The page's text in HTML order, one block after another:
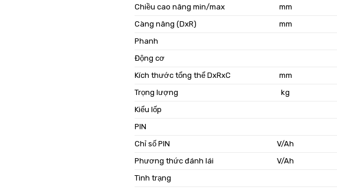
Chiều cao nâng min/max
mm
Càng nâng (DxR)
mm
Phanh
Động cơ
Kích thước tổng thể DxRxC
mm
Trọng lượng
kg
Kiểu lốp
PIN
Chỉ số PIN
V/Ah
Phương thức đánh lái
V/Ah
Tình trạng